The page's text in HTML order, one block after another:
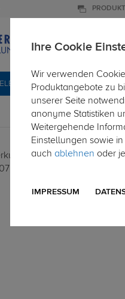
ELEKTROSÄTZE DACHTRÄGER
Ihre Cookie
Wir verwenden
Produktangebote zu
unserer Seite
anonyme Statistiken
Weitergehende
Einstellungen sowie
auch ablehnen oder
IMPRESSUM